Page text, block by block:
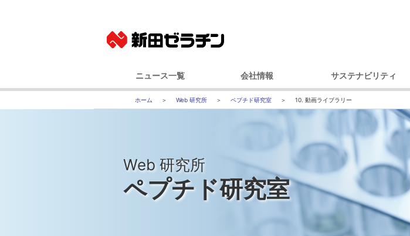
Web 研究所 ペプチド研究室 10. 動画ライブラリー
ニュース一覧
ニュースリリース
会社情報
基本理念
社長メッセージ
事業内容
経営戦略
会社概要
国内事業所（アクセス）
サステナビリティ
環境への取り組み
調達への取り組み
ダイバーシティへの取り組み
コミュニティへの取り組み
人権への取り組み
環境レポート
サステナビリティ推進体制
Web 研究所
ペプチド研究室